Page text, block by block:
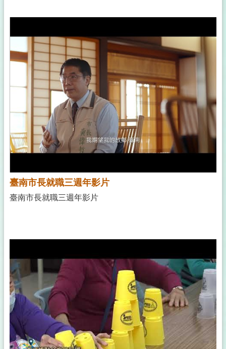
臺南市長就職三週年影片
臺南市長就職三週年影片